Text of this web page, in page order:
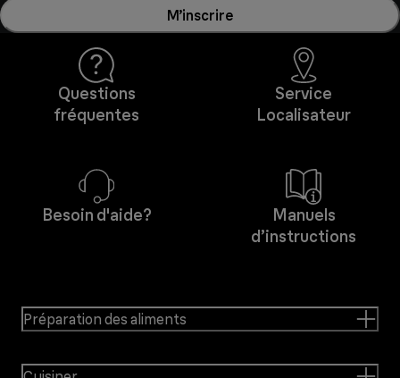
M’inscrire
Questions
fréquentes
Service
Localisateur
Besoin d'aide?
Manuels
d’instructions
Préparation des aliments